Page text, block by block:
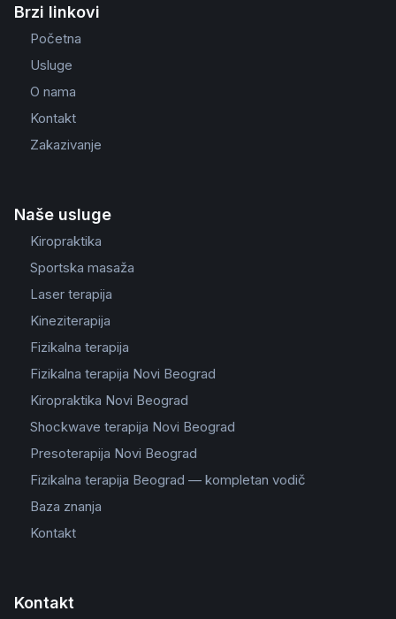
Brzi linkovi
Početna
Usluge
O nama
Kontakt
Zakazivanje
Naše usluge
Kiropraktika
Sportska masaža
Laser terapija
Kineziterapija
Fizikalna terapija
Fizikalna terapija Novi Beograd
Kiropraktika Novi Beograd
Shockwave terapija Novi Beograd
Presoterapija Novi Beograd
Fizikalna terapija Beograd — kompletan vodič
Baza znanja
Kontakt
Kontakt